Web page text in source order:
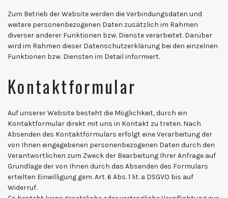
Zum Betrieb der Website werden die Verbindungsdaten und
weitere personenbezogenen Daten zusätzlich im Rahmen
diverser anderer Funktionen bzw. Dienste verarbeitet. Darüber
wird im Rahmen dieser Datenschutzerklärung bei den einzelnen
Funktionen bzw. Diensten im Detail informiert.
Kontaktformular
Auf unserer Website besteht die Möglichkeit, durch ein
Kontaktformular direkt mit uns in Kontakt zu treten. Nach
Absenden des Kontaktformulars erfolgt eine Verarbeitung der
von Ihnen eingegebenen personenbezogenen Daten durch den
Verantwortlichen zum Zweck der Bearbeitung Ihrer Anfrage auf
Grundlage der von Ihnen durch das Absenden des Formulars
erteilten Einwilligung gem. Art. 6 Abs. 1 lit. a DSGVO bis auf
Widerruf.